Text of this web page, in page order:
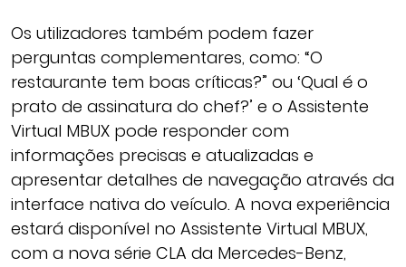
Os utilizadores também podem fazer
perguntas complementares, como: “O
restaurante tem boas críticas?” ou ‘Qual é o
prato de assinatura do chef?’ e o Assistente
Virtual MBUX pode responder com
informações precisas e atualizadas e
apresentar detalhes de navegação através da
interface nativa do veículo. A nova experiência
estará disponível no Assistente Virtual MBUX,
com a nova série CLA da Mercedes-Benz,